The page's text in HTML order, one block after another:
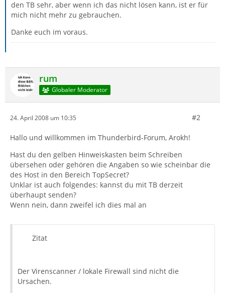
den TB sehr, aber wenn ich das nicht lösen kann, ist er für
mich nicht mehr zu gebrauchen.
Danke euch im voraus.
rum
Globaler Moderator
24. April 2008 um 10:35 #2
Hallo und willkommen im Thunderbird-Forum, Arokh!
Hast du den gelben Hinweiskasten beim Schreiben
übersehen oder gehören die Angaben so wie scheinbar die
des Host in den Bereich TopSecret?
Unklar ist auch folgendes: kannst du mit TB derzeit
überhaupt senden?
Wenn nein, dann zweifel ich dies mal an
Zitat
Der Virenscanner / lokale Firewall sind nicht die
Ursachen.